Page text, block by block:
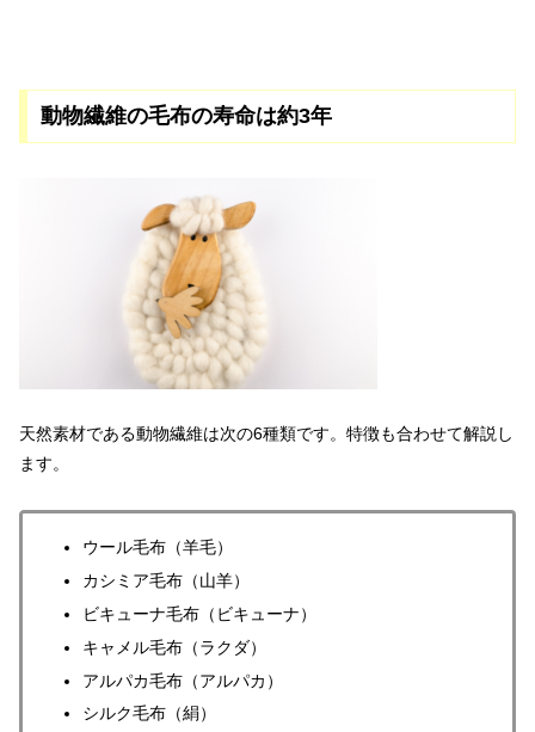
動物繊維の毛布の寿命は約3年
天然素材である動物繊維は次の6種類です。特徴も合わせて解説し
ます。
ウール毛布（羊毛）
カシミア毛布（山羊）
ビキューナ毛布（ビキューナ）
キャメル毛布（ラクダ）
アルパカ毛布（アルパカ）
シルク毛布（絹）